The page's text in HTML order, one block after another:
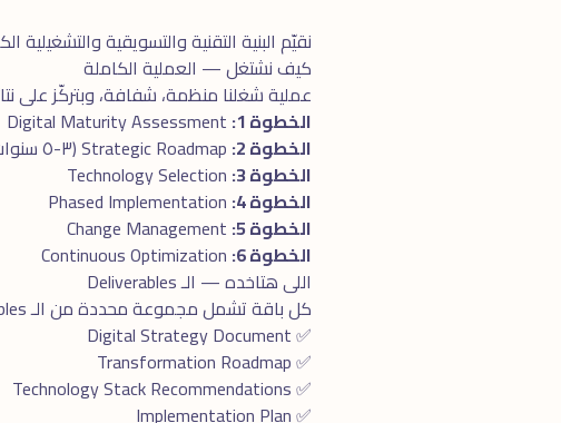
نقيّم البنية التقنية والتسويقية والتشغيلية
كيف نشتغل — العملية الكاملة
عملية شغلنا منظمة، شفافة، وبتركّز على
الخطوة 1:
الخطوة 2:
الخطوة 3:
الخطوة 4:
الخطوة 5:
الخطوة 6:
اللى هتاخده — الـ Deliverables
كل باقة تشمل مجموعة محددة من الـ Deliverables، الكل واضح ومحدد بدون مفاجآت:
✅ Digital Strategy Document
✅ Transformation Roadmap
✅ Technology Stack Recommendations
✅ Implementation Plan